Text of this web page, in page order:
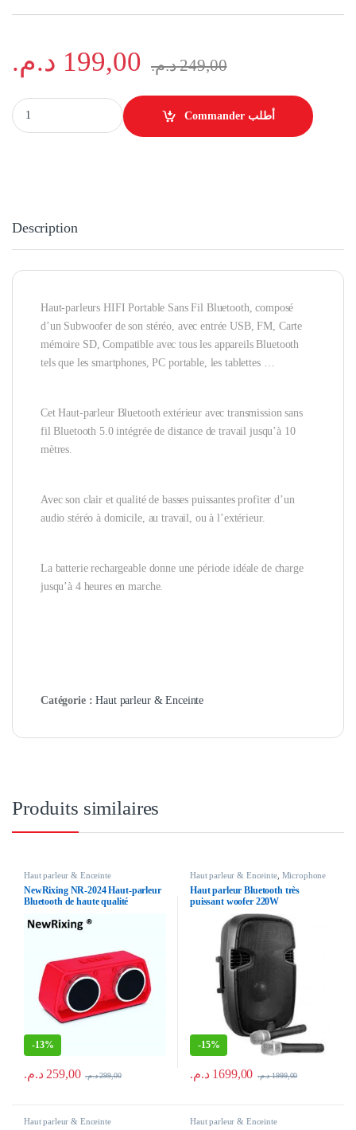
199,00 د.م. 249,00 د.م.
Enceinte sans fil portable haut-parleur de forme ronde jante pneu
Commander أطلب
Description
Haut-parleursHIFI Portable Sans Fil Bluetooth, composé
d’un Subwoofer de son stéréo, avec entrée USB, FM, Carte
mémoire SD, Compatible avec tous les appareils Bluetooth
tels que les smartphones, PC portable, les tablettes …
CetHaut-parleur Bluetooth extérieur avec transmission sans
fil Bluetooth 5.0 intégrée de distance de travail jusqu’à 10
mètres.
Avec son clair et qualité de basses puissantes profiter d’un
audio stéréoà domicile, au travail, ou à l’extérieur.
La batterie rechargeable donne une période idéale de charge
jusqu’à 4 heures en marche.
Catégorie :Haut parleur & Enceinte
Produits similaires
Haut parleur & Enceinte
NewRixing NR-2024 Haut-parleur
Bluetooth de haute qualité
-13%
259,00 د.م. 299,00 د.م.
Haut parleur & Enceinte, Microphone
Haut parleur Bluetooth très
puissant woofer 220W
-15%
1699,00 د.م. 1999,00 د.م.
Haut parleur & Enceinte Haut parleur & Enceinte